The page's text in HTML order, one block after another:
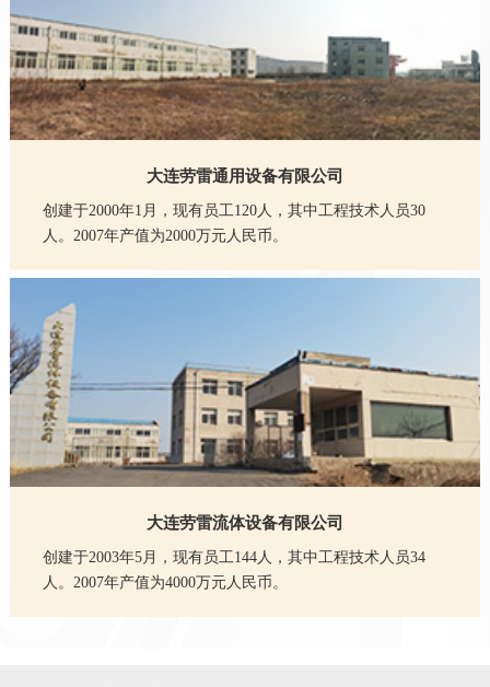
大连劳雷通用设备有限公司
创建于2000年1月，现有员工120人，其中工程技术人员30
人。2007年产值为2000万元人民币。
大连劳雷流体设备有限公司
创建于2003年5月，现有员工144人，其中工程技术人员34
人。2007年产值为4000万元人民币。